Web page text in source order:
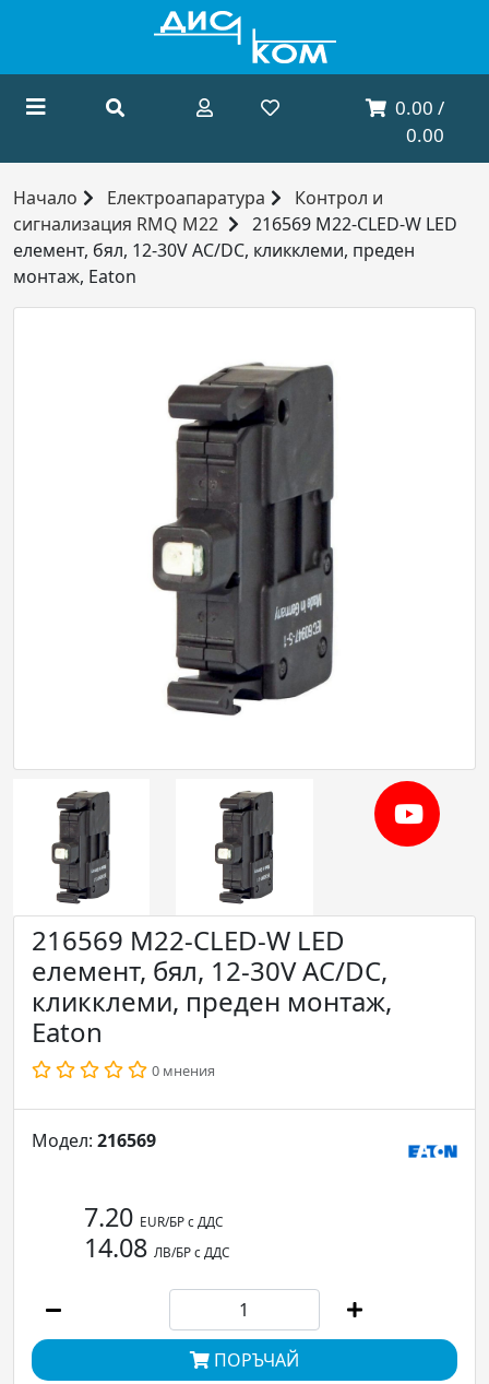
0.00 /
0.00
Начало Електроапаратура
Контрол и
сигнализация RMQ M22
216569 M22-CLED-W LED
елемент, бял, 12-30V AC/DC, кликклеми, преден
монтаж, Eaton
216569 M22-CLED-W LED
елемент, бял, 12-30V AC/DC,
кликклеми, преден монтаж,
Eaton
0 мнения
Модел: 216569
7.20 EUR/БР с ДДС
14.08 ЛВ/БР с ДДС
ПОРЪЧАЙ